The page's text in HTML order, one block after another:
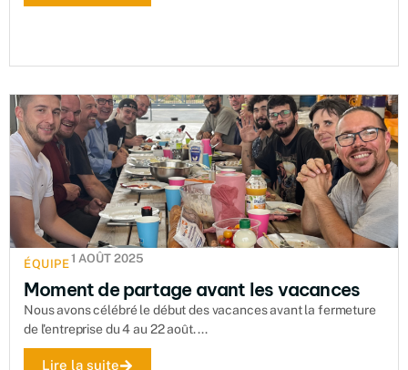
ÉQUIPE1 AOÛT 2025
Moment de partage avant les vacances
Nous avons célébré le début des vacances avant la fermeture
de l'entreprise du 4 au 22 août. ...
Lire la suite